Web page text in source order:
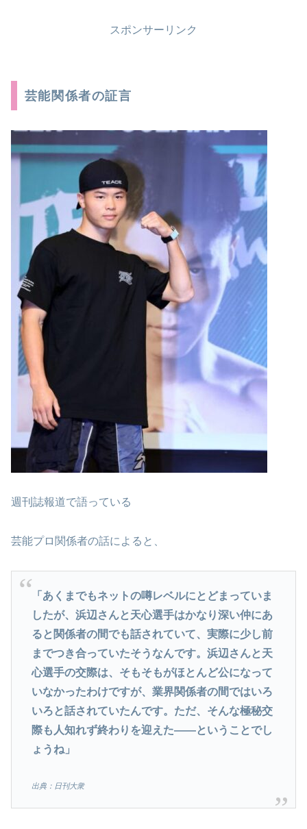
スポンサーリンク
芸能関係者の証言
週刊誌報道で語っている
芸能プロ関係者の話によると、
「あくまでもネットの噂レベルにとどまっていま
したが、浜辺さんと天心選手はかなり深い仲にあ
ると関係者の間でも話されていて、実際に少し前
までつき合っていたそうなんです。浜辺さんと天
心選手の交際は、そもそもがほとんど公になって
いなかったわけですが、業界関係者の間ではいろ
いろと話されていたんです。ただ、そんな極秘交
際も人知れず終わりを迎えた――ということでし
ょうね」
出典：日刊大衆